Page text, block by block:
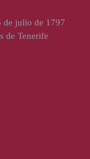
de julio de 1797
de Tenerife